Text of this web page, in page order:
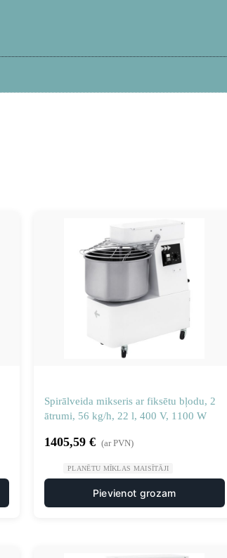
Spirālveida mikseris ar fiksētu bļodu, 2
ātrumi, 56 kg/h, 22 l, 400 V, 1100 W
1405,59 € (ar PVN)
PLANĒTU MĪKLAS MAISĪTĀJI
Pievienot grozam